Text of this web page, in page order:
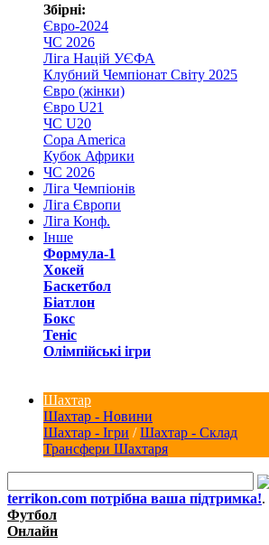
Збірні:
Євро-2024
ЧС 2026
Ліга Націй УЄФА
Клубний Чемпіонат Світу 2025
Євро (жінки)
Євро U21
ЧС U20
Copa America
Кубок Африки
ЧС 2026
Ліга Чемпіонів
Ліга Європи
Ліга Конф.
Інше
Формула-1
Хокей
Баскетбол
Біатлон
Бокс
Теніс
Олімпійські ігри
Шахтар
Шахтар - Новини
Шахтар - Ігри /Шахтар - Склад
Трансфери Шахтаря
terrikon.com потрібна ваша підтримка!.
Футбол
Онлайн